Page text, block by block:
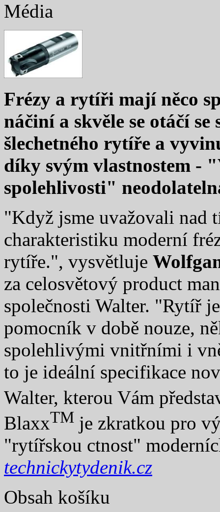
Média
Frézy a rytíři mají něco
náčiní a skvěle se otáčí
šlechetného rytíře a
díky svým vlastnostem -
spolehlivosti"
"Když jsme uvažovali nad
charakteristiku moderní
rytíře.", vysvětluje
za celosvětový product
společnosti Walter. "Rytíř
pomocník v době nouze,
spolehlivými vnitřními i
to je ideální specifikace
Walter, kterou Vám
BlaxxTM je zkratkou pro
"rytířskou ctnost"
technickytydenik.cz
Obsah košíku